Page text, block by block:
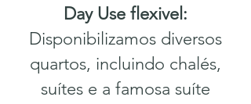
Day Use flexivel:
Disponibilizamos diversos
quartos, incluindo chalés,
suítes e a famosa suíte